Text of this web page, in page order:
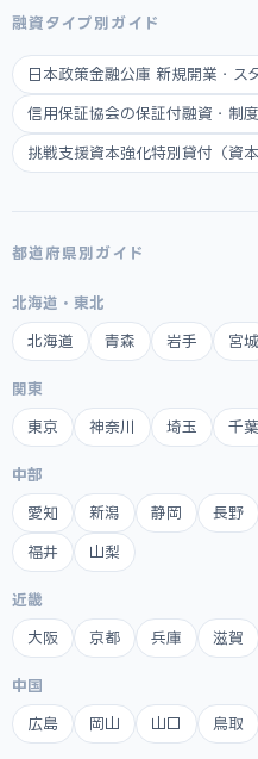
融資タイプ別ガイド
日本政策金融公庫 新規開業・ス
信用保証協会の保証付融資・制
挑戦支援資本強化特別貸付（資
都道府県別ガイド
北海道・東北
北海道 青森 岩手 宮城
関東
東京 神奈川 埼玉 千葉
中部
愛知 新潟 静岡 長野
福井 山梨
近畿
大阪 京都 兵庫 滋賀
中国
広島 岡山 山口 鳥取